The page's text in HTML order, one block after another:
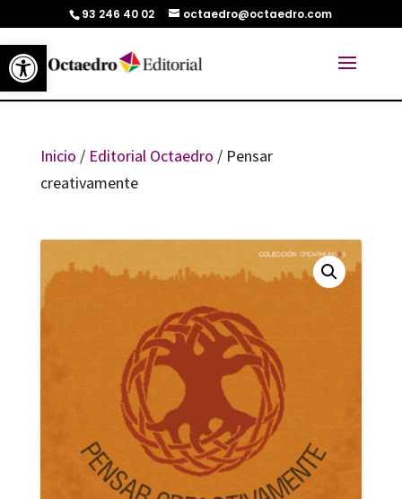
Abrir barra de herramientas
93 246 40 02 octaedro@octaedro.com
Inicio / Editorial Octaedro / Pensar
creativamente